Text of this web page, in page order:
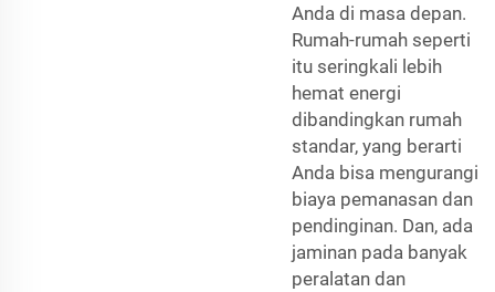
Anda di masa depan.
Rumah-rumah seperti
itu seringkali lebih
hemat energi
dibandingkan rumah
standar, yang berarti
Anda bisa mengurangi
biaya pemanasan dan
pendinginan. Dan, ada
jaminan pada banyak
peralatan dan